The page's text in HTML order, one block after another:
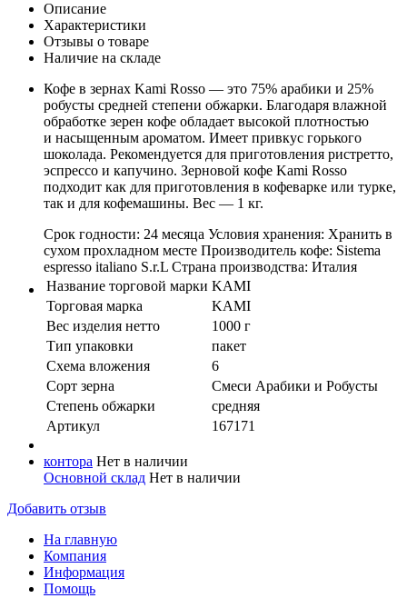
Описание
Характеристики
Отзывы о товаре
Наличие на складе
Кофе в зернах Kami Rosso — это 75% арабики и 25%
робусты средней степени обжарки. Благодаря влажной
обработке зерен кофе обладает высокой плотностью
и насыщенным ароматом. Имеет привкус горького
шоколада. Рекомендуется для приготовления ристретто,
эспрессо и капучино. Зерновой кофе Kami Rosso
подходит как для приготовления в кофеварке или турке,
так и для кофемашины. Вес — 1 кг.
Срок годности: 24 месяца Условия хранения: Хранить в
сухом прохладном месте Производитель кофе: Sistema
espresso italiano S.r.L Страна производства: Италия
Название торговой марки KAMI
Торговая марка
KAMI
Вес изделия нетто
1000 г
Тип упаковки
пакет
Схема вложения
6
Сорт зерна
Смеси Арабики и Робусты
Степень обжарки
средняя
Артикул
167171
контора Нет в наличии
Основной склад Нет в наличии
Добавить отзыв
На главную
Компания
Информация
Помощь